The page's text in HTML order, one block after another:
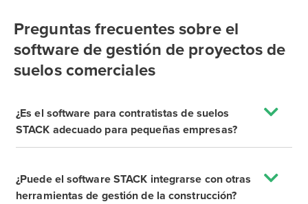
Preguntas frecuentes sobre el
software de gestión de proyectos de
suelos comerciales
¿Es el software para contratistas de suelos
STACK adecuado para pequeñas empresas?
¿Puede el software STACK integrarse con otras
herramientas de gestión de la construcción?